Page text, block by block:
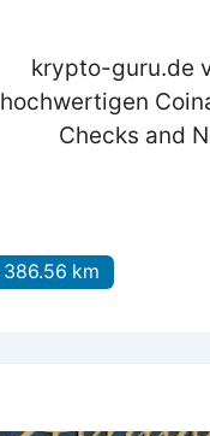
krypto-guru.de
hochwertigen
Checks and
386.56 km